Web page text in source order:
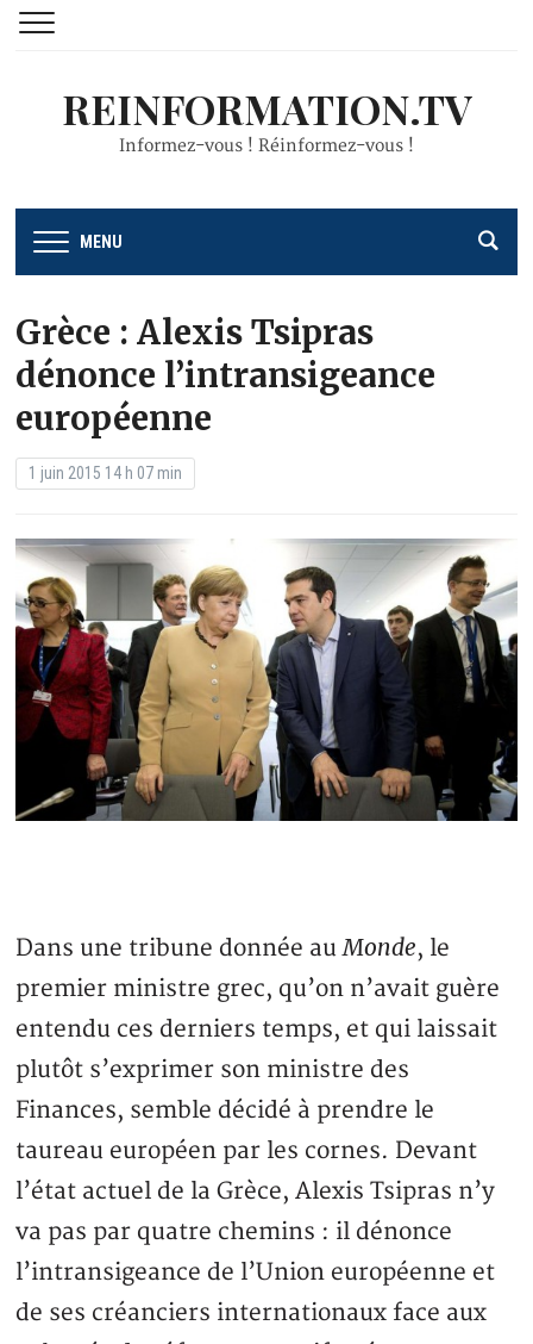
REINFORMATION.TV
Informez-vous ! Réinformez-vous !
MENU
Grèce : Alexis Tsipras
dénonce l’intransigeance
européenne
1 juin 2015 14 h 07 min
Dans une tribune donnée auMonde, le
premier ministre grec, qu’on n’avait guère
entendu ces derniers temps, et qui laissait
plutôt s’exprimer son ministre des
Finances, semble décidé à prendre le
taureau européen par les cornes. Devant
l’état actuel de la Grèce, Alexis Tsipras n’y
va pas par quatre chemins : il dénonce
l’intransigeance de l’Union européenne et
de ses créanciers internationaux face aux